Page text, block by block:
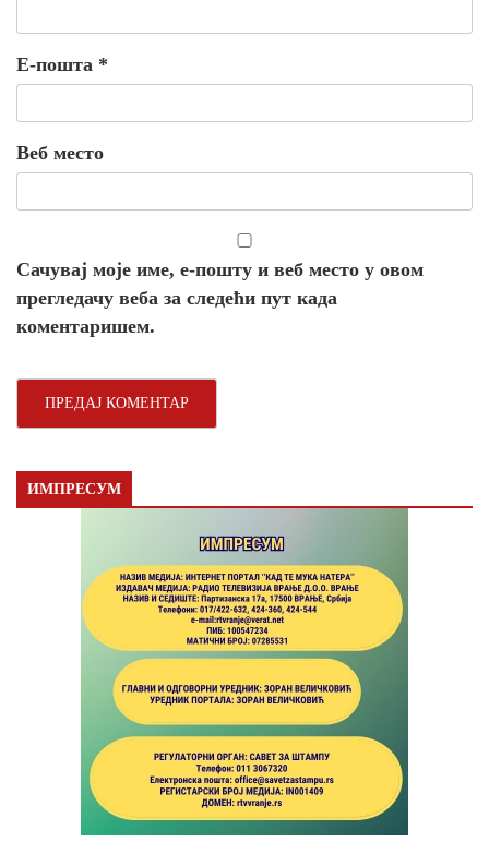
Е-пошта *
Веб место
Сачувај моје име, е-пошту и веб место у овом
прегледачу веба за следећи пут када
коментаришем.
ИМПРЕСУМ